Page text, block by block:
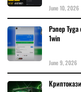
June 10, 2026
Рэпер
1win
June 9, 2026